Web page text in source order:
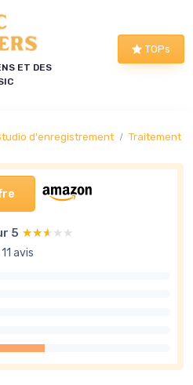
ET DES
TOPs
d'enregistrement Traitement
5 ★★★★★
★★★★★
11 avis